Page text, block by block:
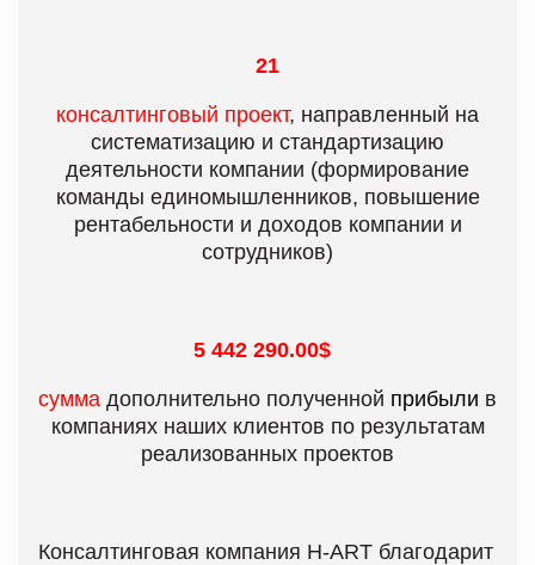
21
консалтинговый проект, направленный на
систематизацию и стандартизацию
деятельности компании (формирование
команды единомышленников, повышение
рентабельности и доходов компании и
сотрудников)
5 442 290.00$
сумма дополнительно полученной прибыли в
компаниях наших клиентов по результатам
реализованных проектов
Консалтинговая компания H-ART благодарит